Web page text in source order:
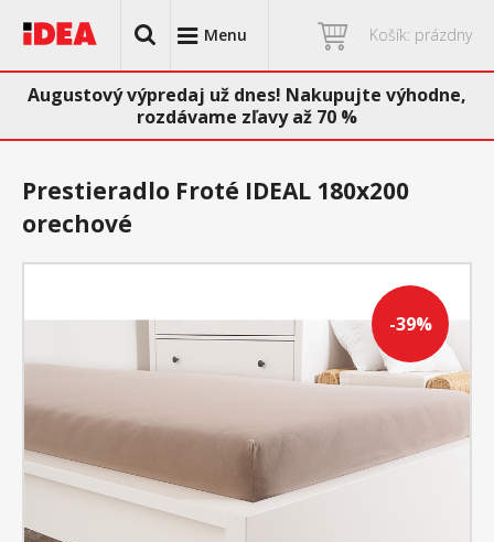
Menu Košík: prázdny
Augustový výpredaj už dnes! Nakupujte výhodne,
rozdávame zľavy až 70 %
-39%
Prestieradlo Froté IDEAL 180x200
orechové